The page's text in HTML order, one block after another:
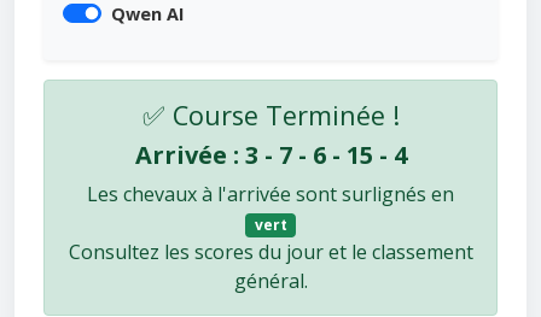
Qwen AI
✅ Course Terminée !
Arrivée : 3 - 7 - 6 - 15 - 4
Les chevaux à l'arrivée sont surlignés en
vert
Consultez les scores du jour et le classement
général.